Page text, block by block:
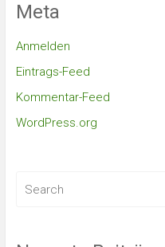
Meta
Anmelden
Eintrags-Feed
Kommentar-Feed
WordPress.org